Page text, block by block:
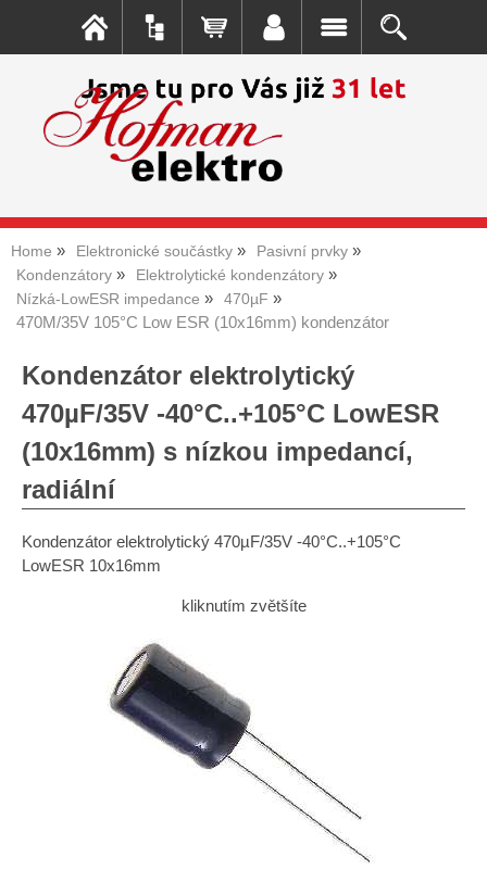
Home Elektronické součástky
Pasivní prvky
Kondenzátory
Elektrolytické kondenzátory
Nízká-LowESR impedance
470µF
470M/35V 105°C Low ESR (10x16mm) kondenzátor
Kondenzátor elektrolytický
470µF/35V -40°C..+105°C LowESR
(10x16mm) s nízkou impedancí,
radiální
Kondenzátor elektrolytický 470µF/35V -40°C..+105°C
LowESR 10x16mm
kliknutím zvětšíte